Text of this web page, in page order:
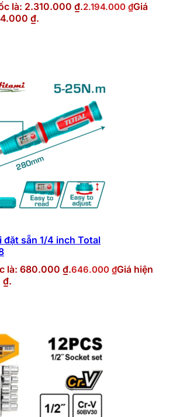
là: 2.310.000 ₫.2.194.000 ₫Giá
₫.
đặt sẵn 1/4 inch Total
là: 680.000 ₫.646.000 ₫Giá hiện
₫.